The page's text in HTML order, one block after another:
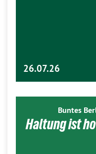
26.07.26
Buntes
Haltung ist